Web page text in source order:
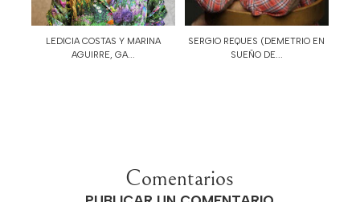
LEDICIA COSTAS Y MARINA
AGUIRRE, GA...
SERGIO REQUES (DEMETRIO EN
SUEÑO DE...
Comentarios